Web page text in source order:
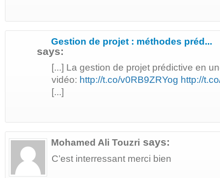
Gestion de projet : méthodes préd...
says:
[...] La gestion de projet prédictive en
vidéo: http://t.co/v0RB9ZRYog http://
[...]
Mohamed Ali Touzri says:
C’est interressant merci bien